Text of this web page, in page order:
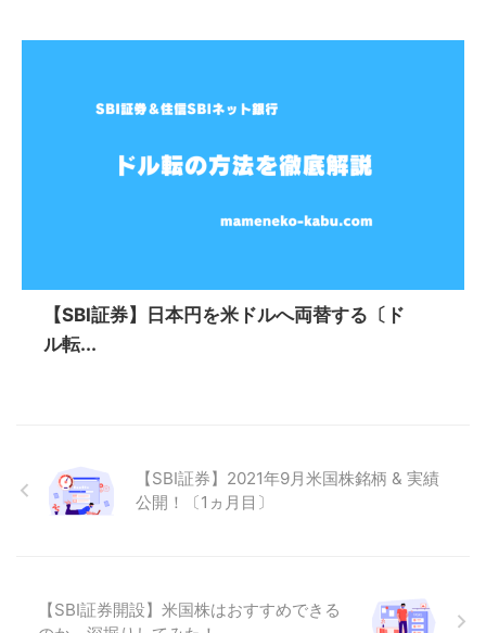
【SBI証券】日本円を米ドルへ両替する〔ド
ル転...
【SBI証券】2021年9月米国株銘柄 & 実績
公開！〔1ヵ月目〕
【SBI証券開設】米国株はおすすめできる